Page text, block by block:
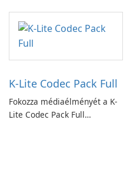
alkalmazással.
K-Lite Codec Pack Full
Fokozza médiaélményét a K-
Lite Codec Pack Full